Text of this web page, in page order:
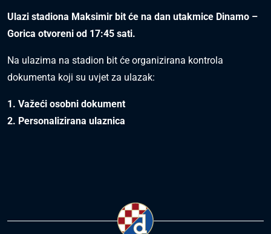
Ulazi stadiona Maksimir bit će na dan utakmice Dinamo –
Gorica otvoreni od 17:45 sati.
Na ulazima na stadion bit će organizirana kontrola
dokumenta koji su uvjet za ulazak:
1. Važeći osobni dokument
2. Personalizirana ulaznica